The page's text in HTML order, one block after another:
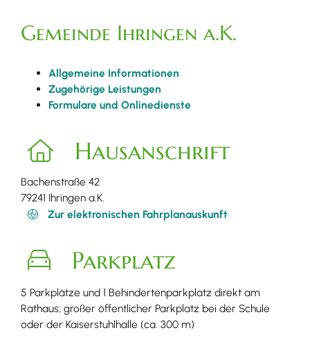
Gemeinde Ihringen a.K.
Allgemeine Informationen
Zugehörige Leistungen
Formulare und Onlinedienste
Hausanschrift
Bachenstraße 42
79241 Ihringen a.K.
Zur elektronischen Fahrplanauskunft
Parkplatz
5 Parkplätze und 1 Behindertenparkplatz direkt am
Rathaus; großer öffentlicher Parkplatz bei der Schule
oder der Kaiserstuhlhalle (ca. 300 m)